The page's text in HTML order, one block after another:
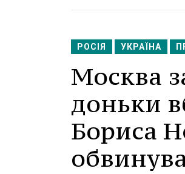
РОСІЯ УКРАЇНА
Москва
доньки
Бориса